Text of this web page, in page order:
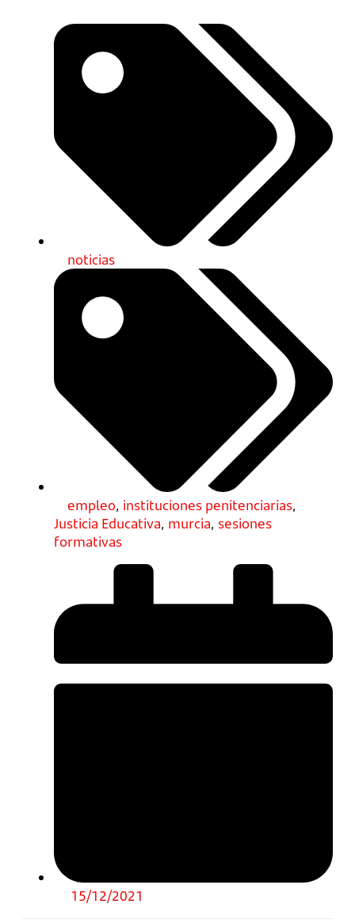
noticias
empleo, instituciones penitenciarias,
Justicia Educativa, murcia, sesiones
formativas
15/12/2021